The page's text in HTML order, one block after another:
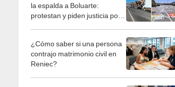
la espalda a Boluarte:
protestan y piden justicia por
¿Cómo saber si una persona
contrajo matrimonio civil en
Reniec?